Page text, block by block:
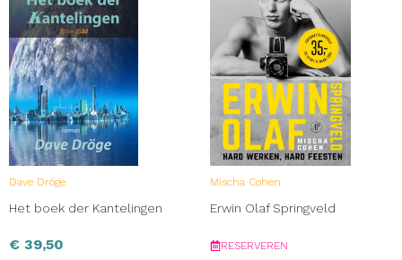
Dave Dröge
Het boek der Kantelingen
€ 39,50
Mischa Cohen
Erwin Olaf Springveld
RESERVEREN